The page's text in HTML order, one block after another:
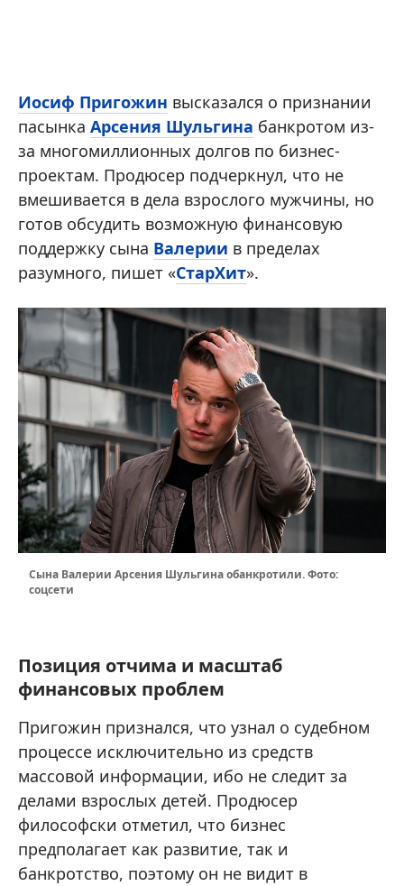
Иосиф Пригожин высказался о признании
пасынка Арсения Шульгина банкротом из-
за многомиллионных долгов по бизнес-
проектам. Продюсер подчеркнул, что не
вмешивается в дела взрослого мужчины, но
готов обсудить возможную финансовую
поддержку сына Валерии в пределах
разумного, пишет «СтарХит».
Сына Валерии Арсения Шульгина обанкротили. Фото:
соцсети
Позиция отчима и масштаб
финансовых проблем
Пригожин признался, что узнал о судебном
процессе исключительно из средств
массовой информации, ибо не следит за
делами взрослых детей. Продюсер
философски отметил, что бизнес
предполагает как развитие, так и
банкротство, поэтому он не видит в